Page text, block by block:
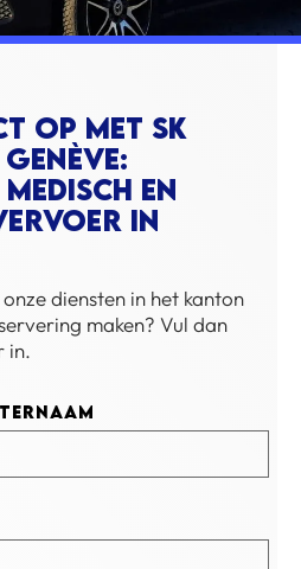
op met SK
en
in
diensten in het kanton
maken? Vul dan
in.